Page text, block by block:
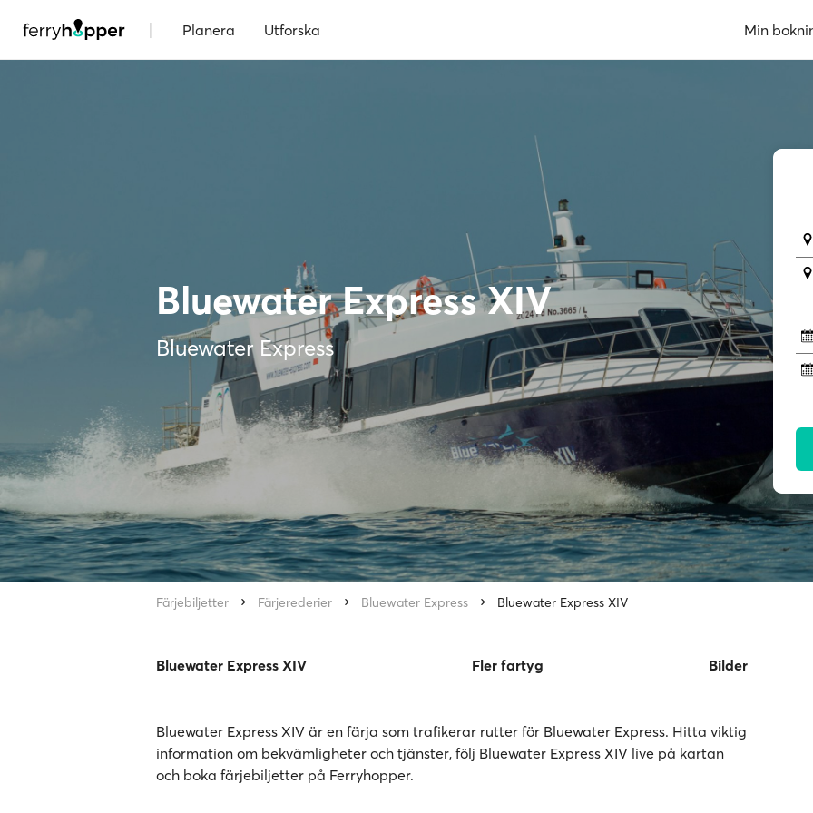
| Planera Utforska Min
Bluewater Express XIV
Bluewater Express
Färjebiljetter Färjerederier Bluewater Express Bluewater Express XIV
Bluewater Express XIV Fler fartyg Bilder
Bluewater Express XIV är en färja som trafikerar rutter för Bluewater Express. Hitta viktig
information om bekvämligheter och tjänster, följ Bluewater Express XIV live på kartan
och boka färjebiljetter på Ferryhopper.